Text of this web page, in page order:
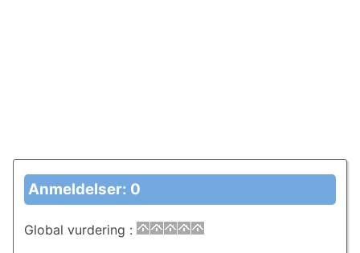
Anmeldelser: 0
Global vurdering :